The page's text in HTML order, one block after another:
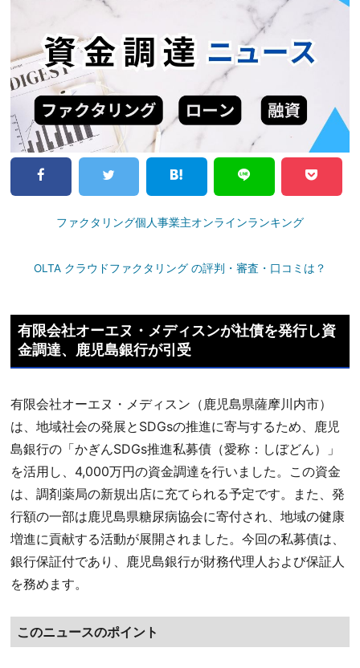
ファクタリング個人事業主オンラインランキング
OLTA クラウドファクタリング の評判・審査・口コミは？
有限会社オーエヌ・メディスンが社債を発行し資
金調達、鹿児島銀行が引受
有限会社オーエヌ・メディスン（鹿児島県薩摩川内市）
は、地域社会の発展とSDGsの推進に寄与するため、鹿児
島銀行の「かぎんSDGs推進私募債（愛称：しぼどん）」
を活用し、4,000万円の資金調達を行いました。この資金
は、調剤薬局の新規出店に充てられる予定です。また、発
行額の一部は鹿児島県糖尿病協会に寄付され、地域の健康
増進に貢献する活動が展開されました。今回の私募債は、
銀行保証付であり、鹿児島銀行が財務代理人および保証人
を務めます。
このニュースのポイント